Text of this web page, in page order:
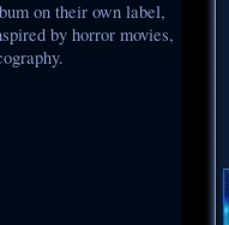
on their own label,
by horror movies,